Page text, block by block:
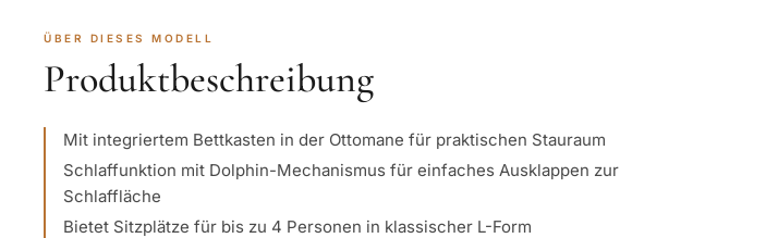
ÜBER DIESES MODELL
Produktbeschreibung
Mit integriertem Bettkasten in der Ottomane für praktischen Stauraum
Schlaffunktion mit Dolphin-Mechanismus für einfaches Ausklappen zur
Schlaffläche
Bietet Sitzplätze für bis zu 4 Personen in klassischer L-Form